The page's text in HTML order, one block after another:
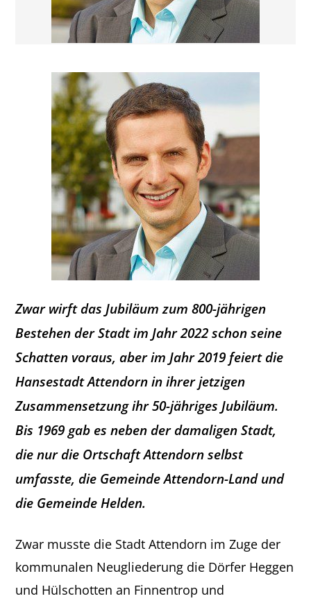
Zwar wirft das Jubiläum zum 800-jährigen
Bestehen der Stadt im Jahr 2022 schon seine
Schatten voraus, aber im Jahr 2019 feiert die
Hansestadt Attendorn in ihrer jetzigen
Zusammensetzung ihr 50-jähriges Jubiläum.
Bis 1969 gab es neben der damaligen Stadt,
die nur die Ortschaft Attendorn selbst
umfasste, die Gemeinde Attendorn-Land und
die Gemeinde Helden.
Zwar musste die Stadt Attendorn im Zuge der
kommunalen Neugliederung die Dörfer Heggen
und Hülschotten an Finnentrop und